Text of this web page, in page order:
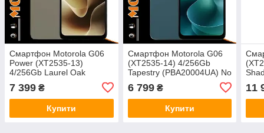
Смартфон Motorola G06
Power (XT2535-13)
4/256Gb Laurel Oak
(PBA00001UA) No Adapter
UA UCRF
7 399 ₴
Купити
Смартфон Motorola G06
(XT2535-14) 4/256Gb
Tapestry (PBA20004UA) No
6 799₴
Купити
11